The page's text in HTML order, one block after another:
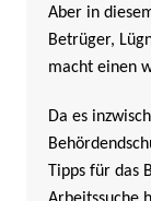
Aber in
Betrüger,
macht einen
Da es
Tipps für das